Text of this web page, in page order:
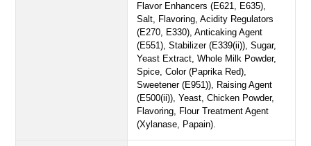
Flavor Enhancers (E621, E635),
Salt, Flavoring, Acidity Regulators
(E270, E330), Anticaking Agent
(E551), Stabilizer (E339(ii)), Sugar,
Yeast Extract, Whole Milk Powder,
Spice, Color (Paprika Red),
Sweetener (E951)), Raising Agent
(E500(ii)), Yeast, Chicken Powder,
Flavoring, Flour Treatment Agent
(Xylanase, Papain).